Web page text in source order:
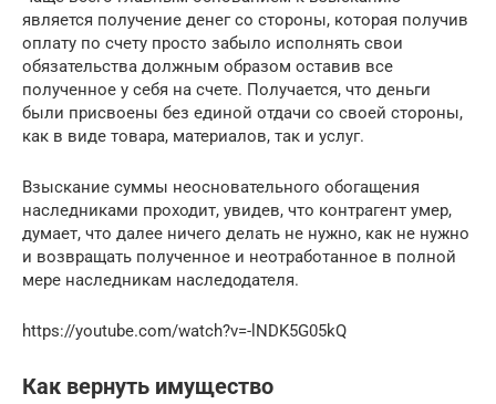
является получение денег со стороны, которая получив
оплату по счету просто забыло исполнять свои
обязательства должным образом оставив все
полученное у себя на счете. Получается, что деньги
были присвоены без единой отдачи со своей стороны,
как в виде товара, материалов, так и услуг.
Взыскание суммы неосновательного обогащения
наследниками проходит, увидев, что контрагент умер,
думает, что далее ничего делать не нужно, как не нужно
и возвращать полученное и неотработанное в полной
мере наследникам наследодателя.
https://youtube.com/watch?v=-lNDK5G05kQ
Как вернуть имущество